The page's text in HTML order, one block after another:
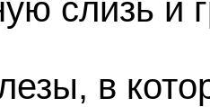
слизь и
в